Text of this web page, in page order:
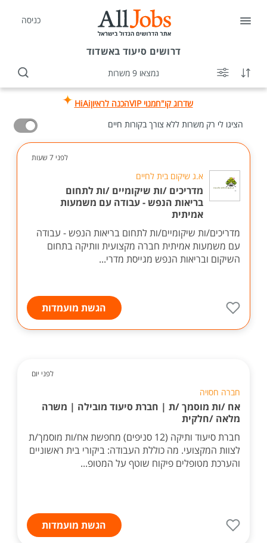
כניסה
דרושים סיעוד באשדוד
נמצאו 9 משרות
שדרוג קו"חמנוי VIP הכנה לראיוןHiAi
הציגו לי רק משרות ללא צורך בקורות חיים
לפני 7 שעות
א.ג שיקום בית לחיים
מדריכים /ות שיקומיים /ות לתחום
בריאות הנפש - עבודה עם משמעות
אמיתית
מדריכים/ות שיקומיים/ות לתחום בריאות הנפש - עבודה
עם משמעות אמיתית חברה מקצועית וותיקה בתחום
השיקום ובריאות הנפש מגייסת מדרי...
הגשת מועמדות
לפני יום
חברה חסויה
אח /ות מוסמך /ת | חברת סיעוד מובילה | משרה
מלאה /חלקית
חברת סיעוד ותיקה (12 סניפים) מחפשת אח/ות מוסמך/ת
לצוות המקצועי. מה כוללת העבודה: ביקורי בית ראשוניים
והערכת מטופלים פיקוח שוטף על המטופ...
הגשת מועמדות